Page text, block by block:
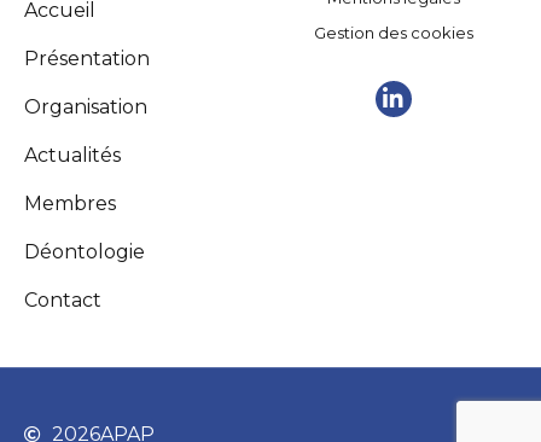
Accueil
Présentation
Organisation
Actualités
Membres
Déontologie
Contact
Gestion des cookies
2026APAP